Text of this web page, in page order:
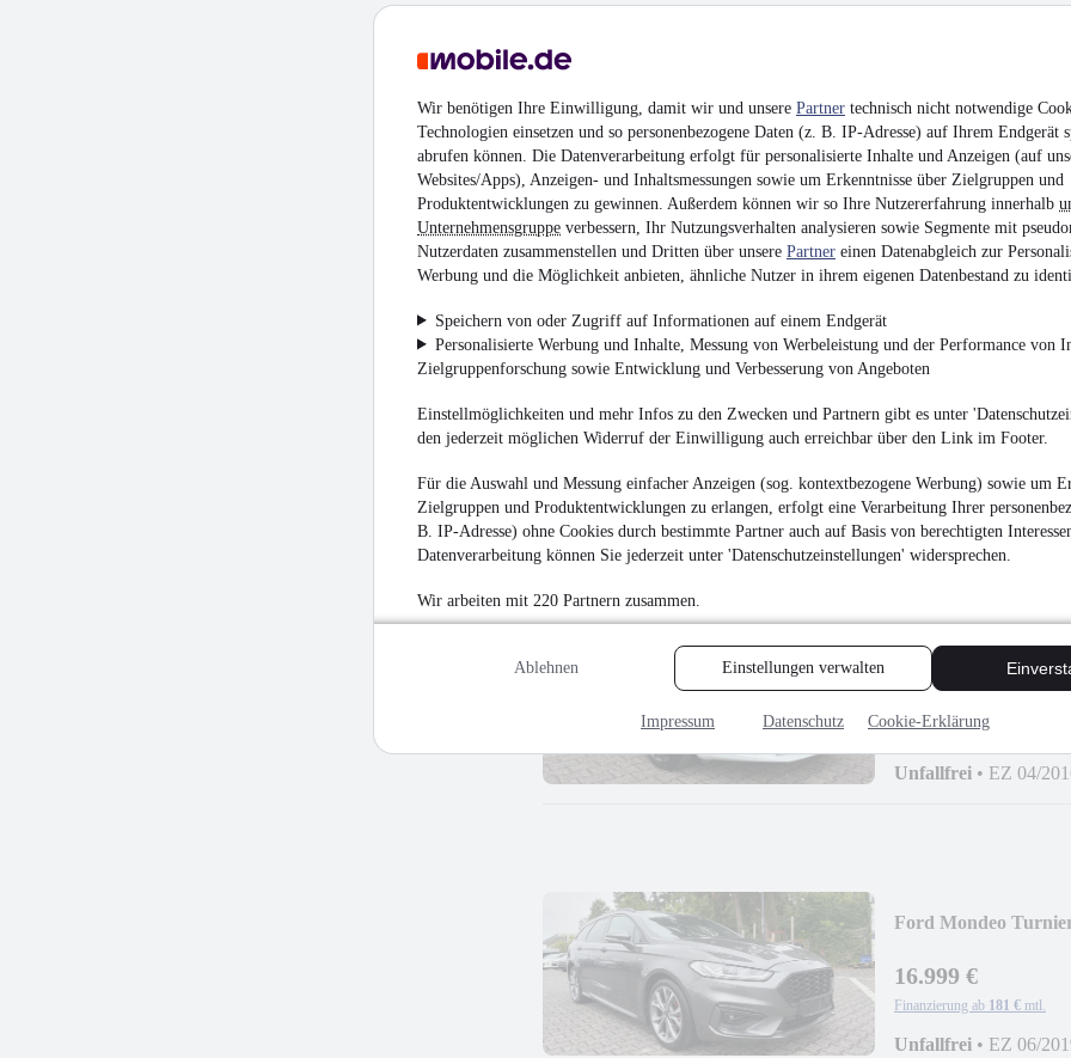
Wir benötigen Ihre Einwilligung, damit wir und unsere Partner technisch nicht notwendige
Technologien einsetzen und so personenbezogene Daten (z. B. IP-Adresse) auf Ihrem Endgerät
abrufen können. Die Datenverarbeitung erfolgt für personalisierte Inhalte und Anzeigen (auf
Websites/Apps), Anzeigen- und Inhaltsmessungen sowie um Erkenntnisse über Zielgruppen und
Produktentwicklungen zu gewinnen. Außerdem können wir so Ihre Nutzererfahrung innerhalb
Unternehmensgruppe verbessern, Ihr Nutzungsverhalten analysieren sowie Segmente mit
Nutzerdaten zusammenstellen und Dritten über unsere Partner einen Datenabgleich zur
Werbung und die Möglichkeit anbieten, ähnliche Nutzer in ihrem eigenen Datenbestand zu
Speichern von oder Zugriff auf Informationen auf einem Endgerät
Personalisierte Werbung und Inhalte, Messung von Werbeleistung und der Performance von
Zielgruppenforschung sowie Entwicklung und Verbesserung von Angeboten
Einstellmöglichkeiten und mehr Infos zu den Zwecken und Partnern gibt es unter
den jederzeit möglichen Widerruf der Einwilligung auch erreichbar über den Link im Footer.
Für die Auswahl und Messung einfacher Anzeigen (sog. kontextbezogene Werbung) sowie um
Zielgruppen und Produktentwicklungen zu erlangen, erfolgt eine Verarbeitung Ihrer
B. IP-Adresse) ohne Cookies durch bestimmte Partner auch auf Basis von berechtigten
Datenverarbeitung können Sie jederzeit unter 'Datenschutzeinstellungen' widersprechen.
Wir arbeiten mit 220 Partnern zusammen.
Ablehnen Einstellungen verwalten
Impressum Datenschutz Cookie-Erklärung
Ford Kuga Titanium
17.999 €
Finanzierung ab 188 € mtl.
Unfallfrei•EZ 06/
Ford Kuga ST-Line
15.999 €
Unfallfrei• EZ 11/
Skoda Octavia
Finanzierung ab 181 €
Unfallfrei • EZ 04/
Ford Mondeo
16.999 €
Finanzierung ab 181 € mtl.
Unfallfrei • EZ 06/